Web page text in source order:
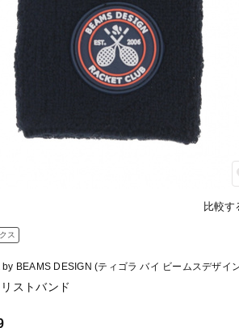
比較す
ス
by BEAMS DESIGN (ティゴラ バイ ビームスデザイ
ストバンド